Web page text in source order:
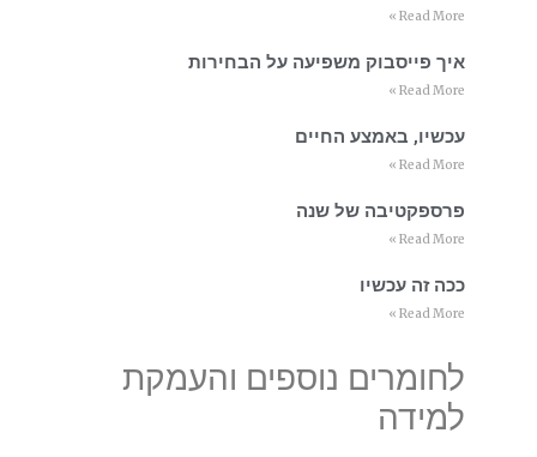
Read More »
איך פייסבוק משפיעה על הבחירות
Read More »
עכשיו, באמצע החיים
Read More »
פרספקטיבה של שנה
Read More »
ככה זה עכשיו
Read More »
לחומרים נוספים והעמקת
למידה